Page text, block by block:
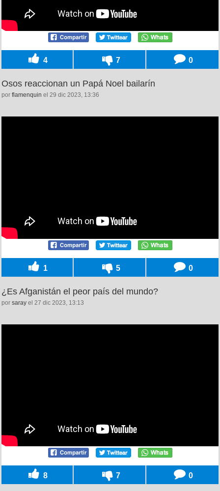
4 7 0
Osos reaccionan un Papá Noel bailarín
por flamenquin el 29 dic 2023, 13:36
1 5 0
¿Es Afganistán el peor país del mundo?
por saray el 27 dic 2023, 13:13
8 7 0